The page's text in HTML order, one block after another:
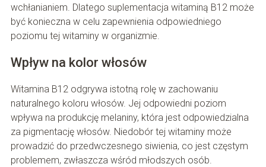
wchłanianiem. Dlatego suplementacja witaminą B12 może
być konieczna w celu zapewnienia odpowiedniego
poziomu tej witaminy w organizmie.
Wpływ na kolor włosów
Witamina B12 odgrywa istotną rolę w zachowaniu
naturalnego koloru włosów. Jej odpowiedni poziom
wpływa na produkcję melaniny, która jest odpowiedzialna
za pigmentację włosów. Niedobór tej witaminy może
prowadzić do przedwczesnego siwienia, co jest częstym
problemem, zwłaszcza wśród młodszych osób.